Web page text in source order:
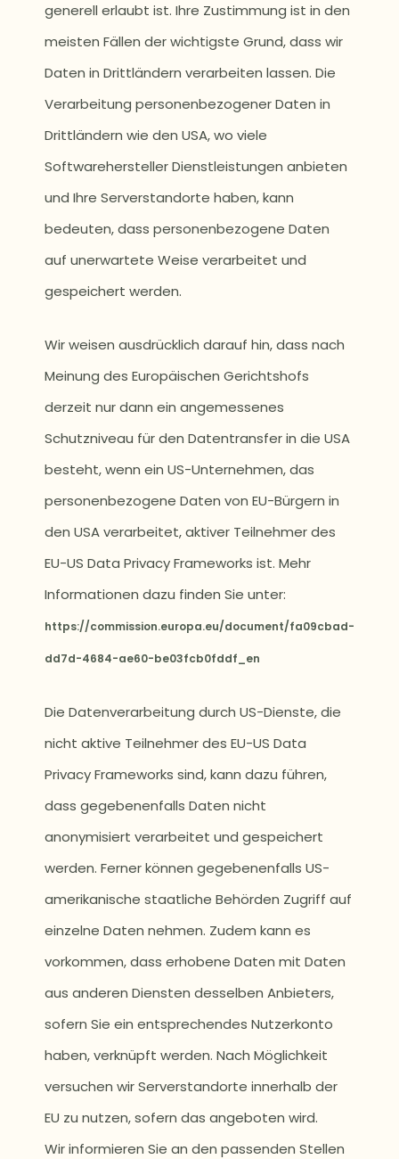
generell erlaubt ist. Ihre Zustimmung ist in den
meisten Fällen der wichtigste Grund, dass wir
Daten in Drittländern verarbeiten lassen. Die
Verarbeitung personenbezogener Daten in
Drittländern wie den USA, wo viele
Softwarehersteller Dienstleistungen anbieten
und Ihre Serverstandorte haben, kann
bedeuten, dass personenbezogene Daten
auf unerwartete Weise verarbeitet und
gespeichert werden.
Wir weisen ausdrücklich darauf hin, dass nach
Meinung des Europäischen Gerichtshofs
derzeit nur dann ein angemessenes
Schutzniveau für den Datentransfer in die USA
besteht, wenn ein US-Unternehmen, das
personenbezogene Daten von EU-Bürgern in
den USA verarbeitet, aktiver Teilnehmer des
EU-US Data Privacy Frameworks ist. Mehr
Informationen dazu finden Sie unter:
https://commission.europa.eu/document/fa09cbad-
dd7d-4684-ae60-be03fcb0fddf_en
Die Datenverarbeitung durch US-Dienste, die
nicht aktive Teilnehmer des EU-US Data
Privacy Frameworks sind, kann dazu führen,
dass gegebenenfalls Daten nicht
anonymisiert verarbeitet und gespeichert
werden. Ferner können gegebenenfalls US-
amerikanische staatliche Behörden Zugriff auf
einzelne Daten nehmen. Zudem kann es
vorkommen, dass erhobene Daten mit Daten
aus anderen Diensten desselben Anbieters,
sofern Sie ein entsprechendes Nutzerkonto
haben, verknüpft werden. Nach Möglichkeit
versuchen wir Serverstandorte innerhalb der
EU zu nutzen, sofern das angeboten wird.
Wir informieren Sie an den passenden Stellen